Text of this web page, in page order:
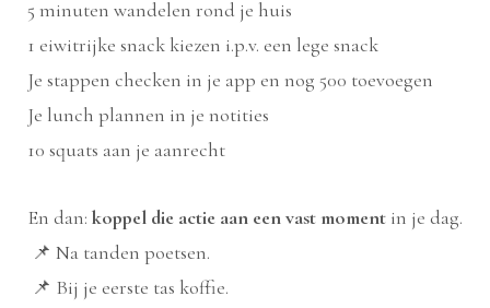
5 minuten wandelen rond je huis
1 eiwitrijke snack kiezen i.p.v. een lege snack
Je stappen checken in je app en nog 500 toevoegen
Je lunch plannen in je notities
10 squats aan je aanrecht
En dan: koppel die actie aan een vast moment in je dag.
📌 Na tanden poetsen.
📌 Bij je eerste tas koffie.